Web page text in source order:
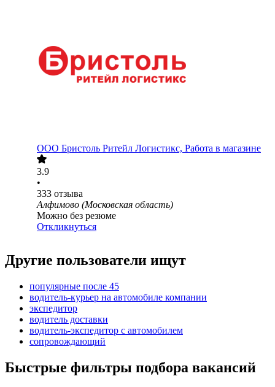
ООО Бристоль Ритейл Логистикс, Работа в магазине
3.9
•
333 отзыва
Алфимово (Московская область)
Можно без резюме
Откликнуться
Другие пользователи ищут
популярные после 45
водитель-курьер на автомобиле компании
экспедитор
водитель доставки
водитель-экспедитор с автомобилем
сопровождающий
Быстрые фильтры подбора вакансий